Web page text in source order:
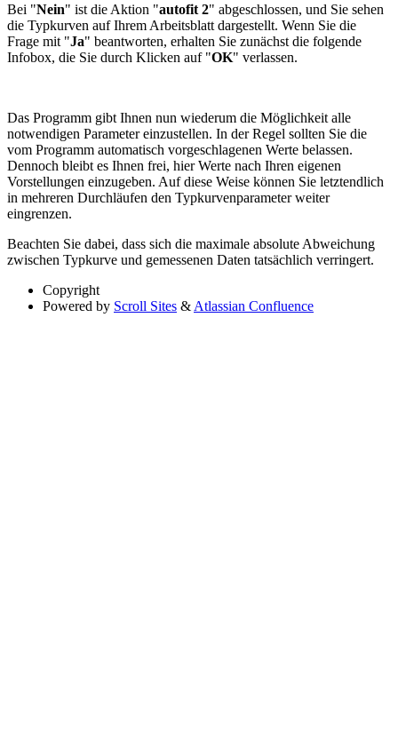
Bei "Nein" ist die Aktion "autofit 2" abgeschlossen, und Sie sehen
die Typkurven auf Ihrem Arbeitsblatt dargestellt. Wenn Sie die
Frage mit "Ja" beantworten, erhalten Sie zunächst die folgende
Infobox, die Sie durch Klicken auf "OK" verlassen.
Das Programm gibt Ihnen nun wiederum die Möglichkeit alle
notwendigen Parameter einzustellen. In der Regel sollten Sie die
vom Programm automatisch vorgeschlagenen Werte belassen.
Dennoch bleibt es Ihnen frei, hier Werte nach Ihren eigenen
Vorstellungen einzugeben. Auf diese Weise können Sie letztendlich
in mehreren Durchläufen den Typkurvenparameter weiter
eingrenzen.
Beachten Sie dabei, dass sich die maximale absolute Abweichung
zwischen Typkurve und gemessenen Daten tatsächlich verringert.
Copyright
Powered by Scroll Sites & Atlassian Confluence